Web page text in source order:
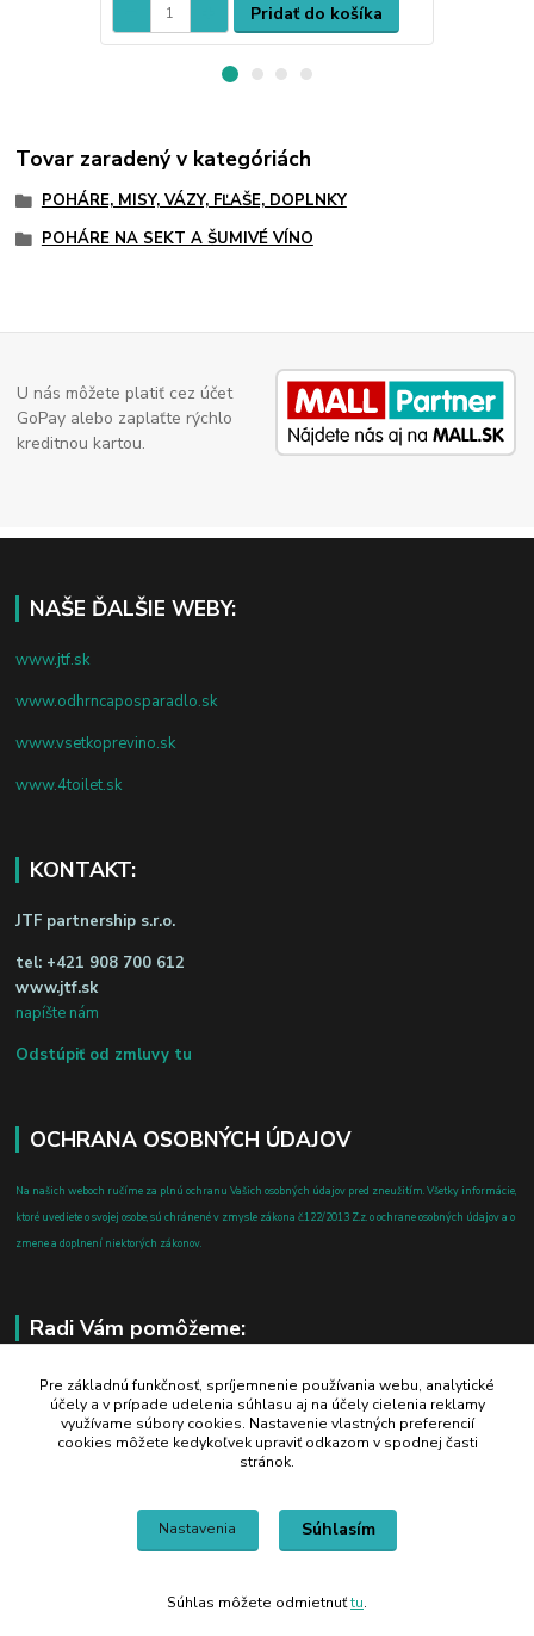
Pridať do košíka
Tovar zaradený v kategóriách
POHÁRE, MISY, VÁZY, FĽAŠE, DOPLNKY
POHÁRE NA SEKT A ŠUMIVÉ VÍNO
U nás môžete platiť cez účet
GoPay alebo zaplaťte rýchlo
kreditnou kartou.
NAŠE ĎALŠIE WEBY:
www.jtf.sk
www.odhrncaposparadlo.sk
www.vsetkoprevino.sk
www.4toilet.sk
KONTAKT:
JTF partnership s.r.o.
tel: +421 908 700 612
www.jtf.sk
napíšte nám
Odstúpiť od zmluvy tu
OCHRANA OSOBNÝCH ÚDAJOV
Na našich weboch ručíme za plnú ochranu Vašich osobných údajov pred zneužitím. Všetky informácie,
ktoré uvediete o svojej osobe, sú chránené v zmysle zákona č.122/2013 Z.z. o ochrane osobných údajov a o
zmene a doplnení niektorých zákonov.
Radi Vám pomôžeme:
+421 908 700 612
po-pia: 8.00 - 16.00
business@jtf.sk
Pre základnú funkčnosť, spríjemnenie používania webu, analytické
účely a v prípade udelenia súhlasu aj na účely cielenia reklamy
využívame súbory cookies. Nastavenie vlastných preferencií
cookies môžete kedykoľvek upraviť odkazom v spodnej časti
stránok.
Nastavenia Súhlasím
Súhlas môžete odmietnuťtu.